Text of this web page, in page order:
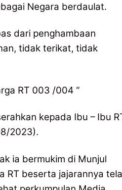
Negara berdaulat.
dari penghambaan
tidak terikat, tidak
RT 003 /004 “
kepada Ibu – Ibu
2023).
ia bermukim di Munjul
RT beserta jajarannya